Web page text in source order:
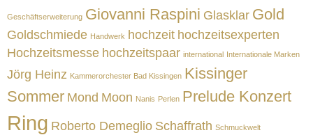
Geschäftserweiterung Giovanni Raspini Glasklar Gold
Goldschmiede Handwerk hochzeit hochzeitsexperten
Hochzeitsmesse hochzeitspaar international Internationale Marken
Jörg Heinz Kammerorchester Bad Kissingen Kissinger
Sommer Mond Moon Nanis Perlen Prelude Konzert
Ring Roberto Demeglio Schaffrath Schmuckwelt